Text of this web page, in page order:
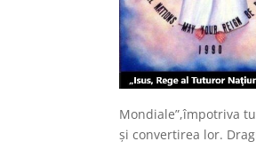
Mondiale”,împotriva
și convertirea lor.